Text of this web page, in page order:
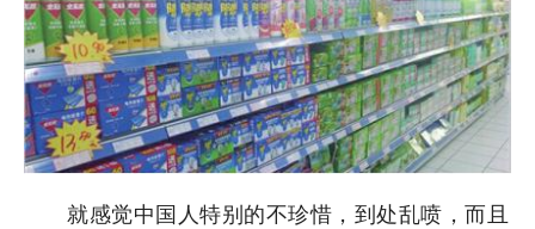
就感觉中国人特别的不珍惜，到处乱喷，而且